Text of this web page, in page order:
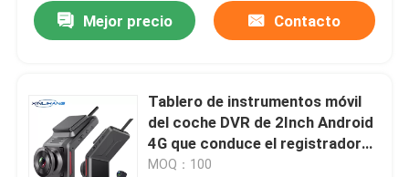
Inicio
Contactos
Mejor precio Contacto
Tablero de instrumentos móvil
del coche DVR de 2Inch Android
4G que conduce el registrador
1080P HD para el vehículo
MOQ：100